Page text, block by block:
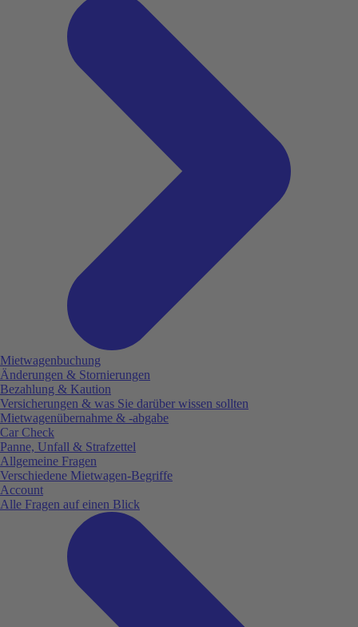
Mietwagenbuchung
Änderungen & Stornierungen
Bezahlung & Kaution
Versicherungen & was Sie darüber wissen sollten
Mietwagenübernahme & -abgabe
Car Check
Panne, Unfall & Strafzettel
Allgemeine Fragen
Verschiedene Mietwagen-Begriffe
Account
Alle Fragen auf einen Blick